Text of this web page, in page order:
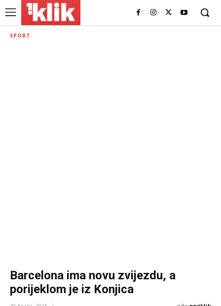
SPORT
Barcelona ima novu zvijezdu, a
porijeklom je iz Konjica